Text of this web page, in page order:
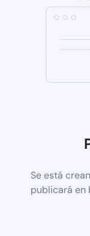
Se está
publicará en